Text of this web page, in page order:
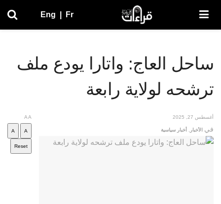
Eng Fr
ساحل العاج: واتارا يودع ملف
ترشحه لولاية رابعة
أغسطس 27, 2025
في الأخبار أخبار سياسية
AA
A
A
Reset